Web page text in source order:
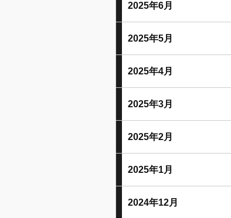
2025年6月
2025年5月
2025年4月
2025年3月
2025年2月
2025年1月
2024年12月